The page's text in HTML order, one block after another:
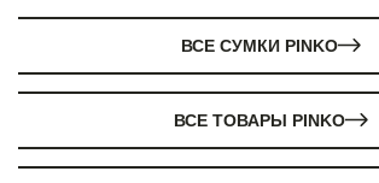
ВСЕ СУМКИ PINKO
ВСЕ ТОВАРЫ PINKO